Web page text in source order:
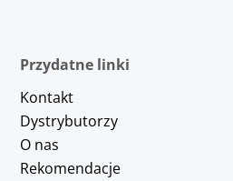
Przydatne linki
Kontakt
Dystrybutorzy
O nas
Rekomendacje